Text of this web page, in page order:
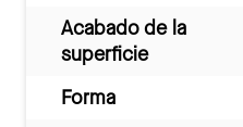
Acabado de la
superficie
Forma